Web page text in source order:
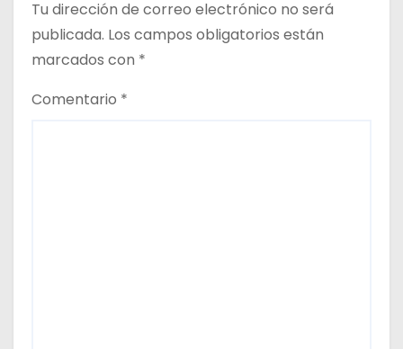
Tu dirección de correo electrónico no será
publicada. Los campos obligatorios están
marcados con *
Comentario *